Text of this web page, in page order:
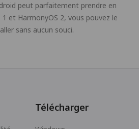
peut parfaitement prendre en
1 et HarmonyOS 2, vous pouvez le
sans aucun souci.
Télécharger